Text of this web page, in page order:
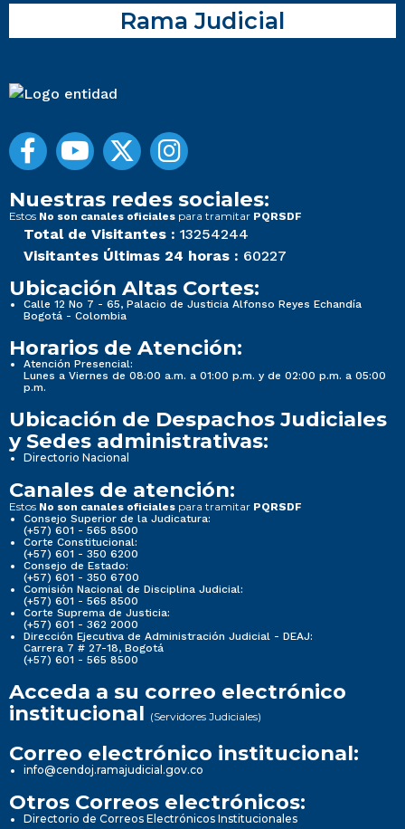
Rama Judicial
Nuestras redes sociales:
Estos No son canales oficiales para tramitar PQRSDF
Total de Visitantes : 13254244
Visitantes Últimas 24 horas : 60227
Ubicación Altas Cortes:
Calle 12 No 7 - 65, Palacio de Justicia Alfonso Reyes Echandía
Bogotá - Colombia
Horarios de Atención:
Atención Presencial:
Lunes a Viernes de 08:00 a.m. a 01:00 p.m. y de 02:00 p.m. a 05:00
p.m.
Ubicación de Despachos Judiciales
y Sedes administrativas:
Directorio Nacional
Canales de atención:
Estos No son canales oficiales para tramitar PQRSDF
Consejo Superior de la Judicatura:
(+57) 601 - 565 8500
Corte Constitucional:
(+57) 601 - 350 6200
Consejo de Estado:
(+57) 601 - 350 6700
Comisión Nacional de Disciplina Judicial:
(+57) 601 - 565 8500
Corte Suprema de Justicia:
(+57) 601 - 362 2000
Dirección Ejecutiva de Administración Judicial - DEAJ:
Carrera 7 # 27-18, Bogotá
(+57) 601 - 565 8500
Acceda a su correo electrónico
institucional (Servidores Judiciales)
Correo electrónico institucional:
info@cendoj.ramajudicial.gov.co
Otros Correos electrónicos:
Directorio de Correos Electrónicos Institucionales